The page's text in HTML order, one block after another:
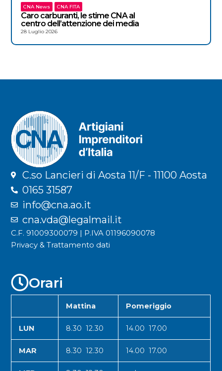
CNA News CNA FITA
Caro carburanti, le stime CNA al
centro dell’attenzione dei media
28 Luglio 2026
C.so Lancieri di Aosta 11/F - 11100 Aosta
0165 31587
info@cna.ao.it
cna.vda@legalmail.it
C.F. 91009300079 | P.IVA 01196090078
Privacy & Trattamento dati
Orari
Mattina Pomeriggio
LUN 8.30 12.30 14.00 17.00
MAR 8.30 12.30 14.00 17.00